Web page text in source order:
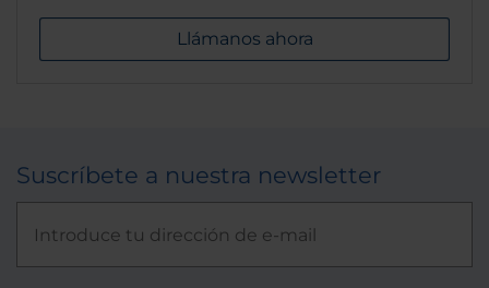
Llámanos ahora
Suscríbete a nuestra newsletter